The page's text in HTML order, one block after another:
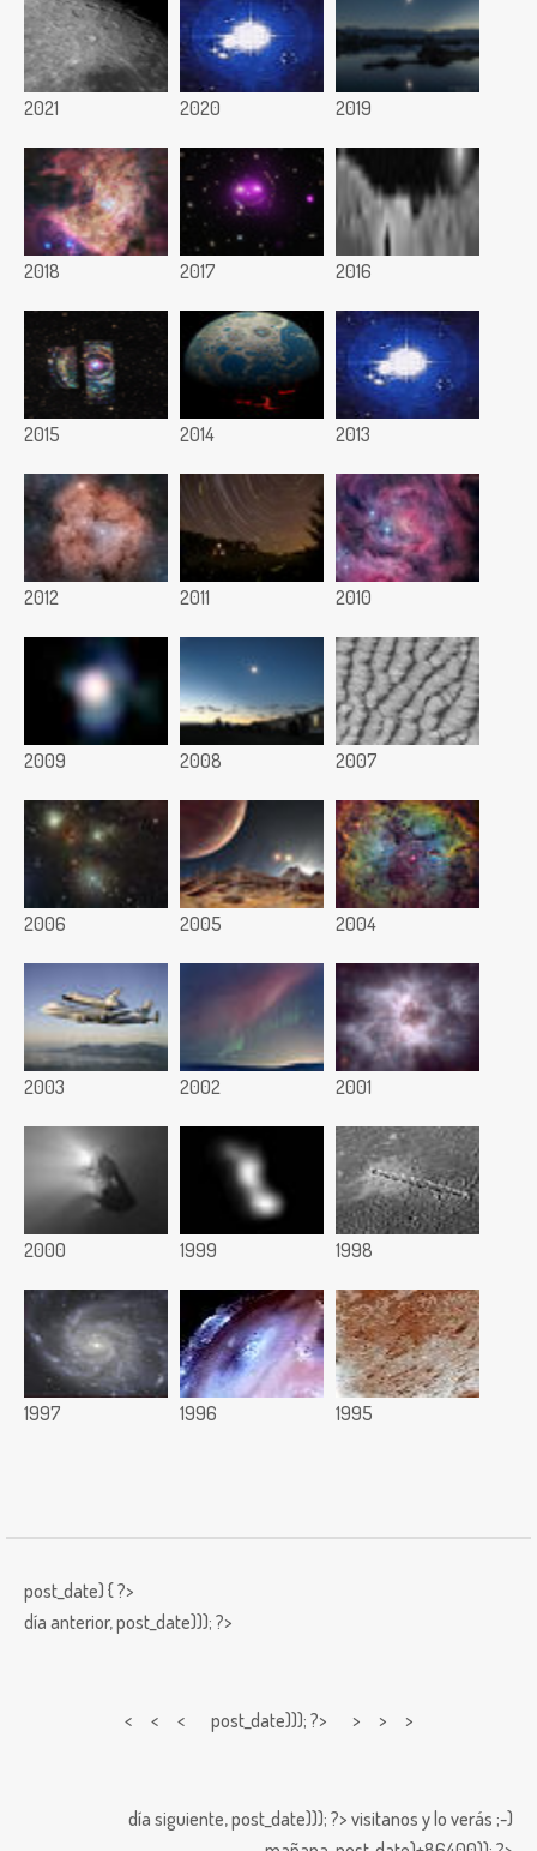
2021 2020 2019
2018 2017 2016
2015 2014 2013
2012 2011 2010
2009 2008 2007
2006 2005 2004
2003 2002 2001
2000 1999 1998
1997 1996 1995
post_date) { ?>
día anterior,post_date))); ?>
< < < post_date))); ?> > > >
día siguiente,post_date))); ?> visitanos y lo verás ;-)